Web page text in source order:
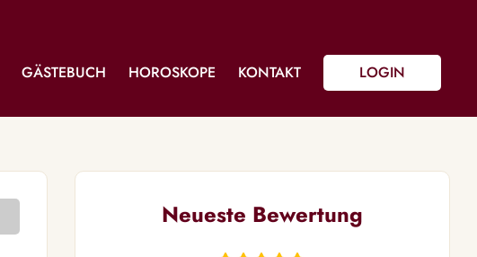
GÄSTEBUCH HOROSKOPE KONTAKT LOGIN
Neueste Bewertung